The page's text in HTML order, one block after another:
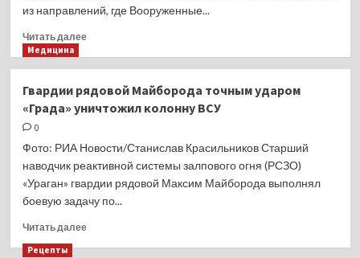
из направлений, где Вооруженные...
Читать далееПрочитать
младшего
лейтенанта
разбил
атакующую
группу
ВСУ
Медицина
Гвардии рядовой Майборода точным ударом
«Града» уничтожил колонну ВСУ
0
Фото: РИА Новости/Станислав Красильников Старший
наводчик реактивной системы залпового огня (РСЗО)
«Ураган» гвардии рядовой Максим Майборода выполнял
боевую задачу по...
Читать далееПрочитать
Рецепты